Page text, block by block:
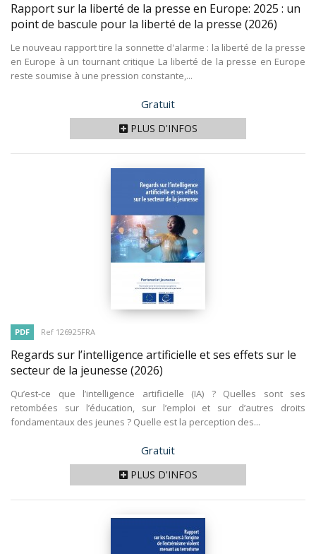
Rapport sur la liberté de la presse en Europe: 2025 : un
point de bascule pour la liberté de la presse (2026)
Le nouveau rapport tire la sonnette d'alarme : la liberté de la presse
en Europe à un tournant critique La liberté de la presse en Europe
reste soumise à une pression constante,...
Prix
Gratuit
PLUS D'INFOS
PDF Ref 126925FRA
Regards sur l’intelligence artificielle et ses effets sur le
secteur de la jeunesse (2026)
Qu’est-ce que l’intelligence artificielle (IA) ? Quelles sont ses
retombées sur l’éducation, sur l’emploi et sur d’autres droits
fondamentaux des jeunes ? Quelle est la perception des...
Prix
Gratuit
PLUS D'INFOS